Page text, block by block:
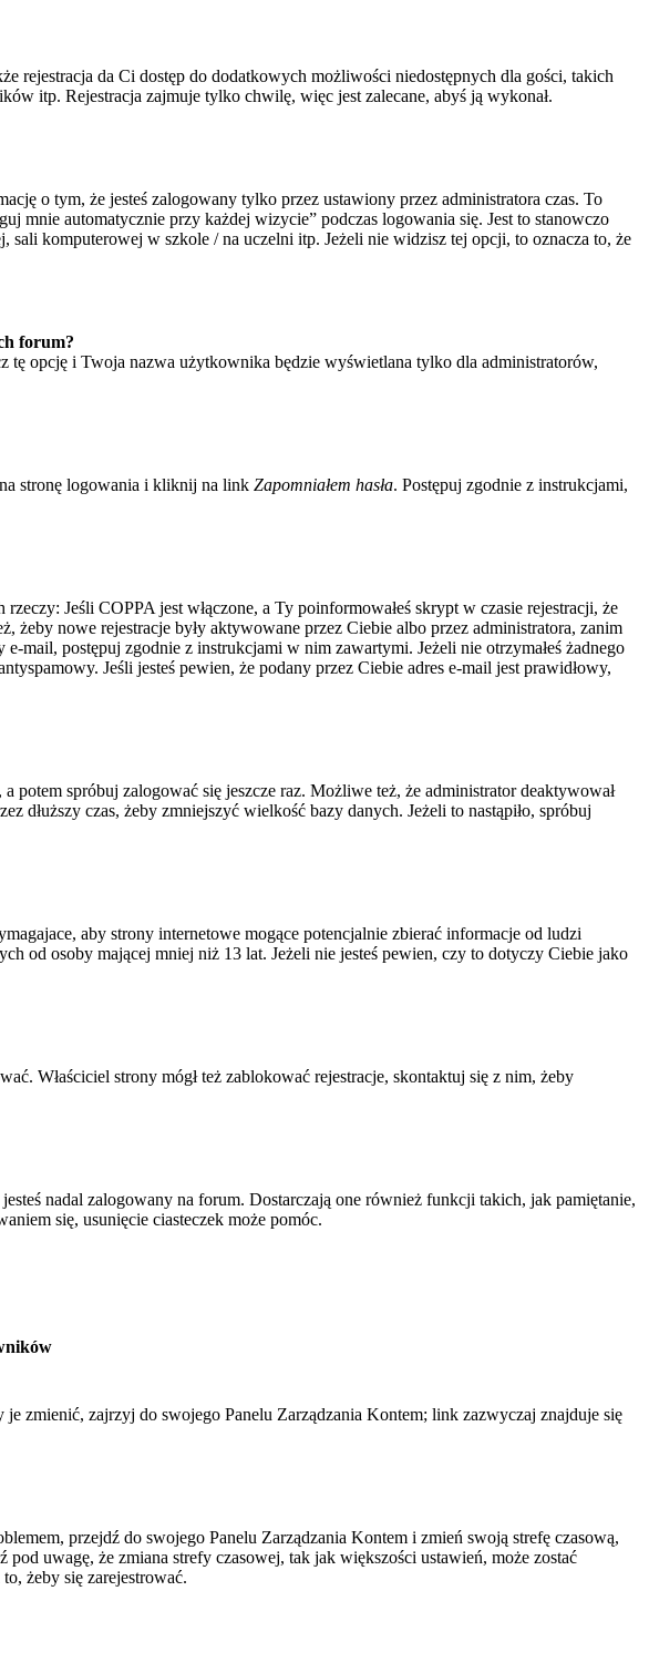
rejestracja da Ci dostęp do dodatkowych możliwości niedostępnych dla gości, takich
itp. Rejestracja zajmuje tylko chwilę, więc jest zalecane, abyś ją wykonał.
o tym, że jesteś zalogowany tylko przez ustawiony przez administratora czas. To
mnie automatycznie przy każdej wizycie” podczas logowania się. Jest to stanowczo
komputerowej w szkole / na uczelni itp. Jeżeli nie widzisz tej opcji, to oznacza to, że
forum?
tę opcję i Twoja nazwa użytkownika będzie wyświetlana tylko dla administratorów,
stronę logowania i kliknij na link Zapomniałem hasła. Postępuj zgodnie z instrukcjami,
Jeśli COPPA jest włączone, a Ty poinformowałeś skrypt w czasie rejestracji, że
żeby nowe rejestracje były aktywowane przez Ciebie albo przez administratora, zanim
mail, postępuj zgodnie z instrukcjami w nim zawartymi. Jeżeli nie otrzymałeś żadnego
Jeśli jesteś pewien, że podany przez Ciebie adres e-mail jest prawidłowy,
potem spróbuj zalogować się jeszcze raz. Możliwe też, że administrator deaktywował
czas, żeby zmniejszyć wielkość bazy danych. Jeżeli to nastąpiło, spróbuj
aby strony internetowe mogące potencjalnie zbierać informacje od ludzi
od osoby mającej mniej niż 13 lat. Jeżeli nie jesteś pewien, czy to dotyczy Ciebie jako
Właściciel strony mógł też zablokować rejestracje, skontaktuj się z nim, żeby
nadal zalogowany na forum. Dostarczają one również funkcji takich, jak pamiętanie,
się, usunięcie ciasteczek może pomóc.
zmienić, zajrzyj do swojego Panelu Zarządzania Kontem; link zazwyczaj znajduje się
przejdź do swojego Panelu Zarządzania Kontem i zmień swoją strefę czasową,
uwagę, że zmiana strefy czasowej, tak jak większości ustawień, może zostać
żeby się zarejestrować.